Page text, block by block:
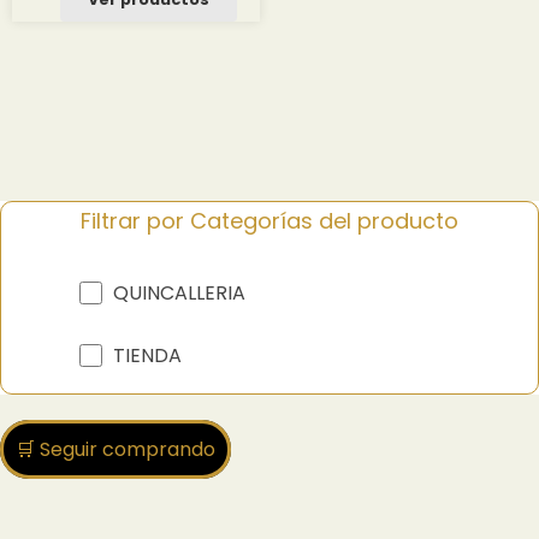
desde
Filtrar por Categorías del producto
QUINCALLERIA
TIENDA
🛒 Seguir comprando